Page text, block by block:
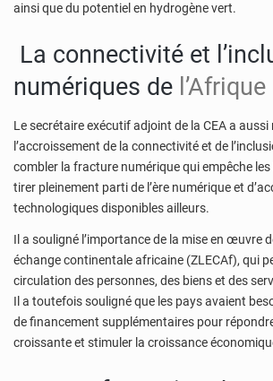
ainsi que du potentiel en hydrogène vert.
La connectivité et
numériques de l’Afrique
Le secrétaire exécutif adjoint de la CEA a
l’accroissement de la connectivité et de
combler la fracture numérique qui empêche
tirer pleinement parti de l’ère numérique et
technologiques disponibles ailleurs.
Il a souligné l’importance de la mise en œuvre
échange continentale africaine (ZLECAf), qui
circulation des personnes, des biens et des
Il a toutefois souligné que les pays avaient
de financement supplémentaires pour
croissante et stimuler la croissance